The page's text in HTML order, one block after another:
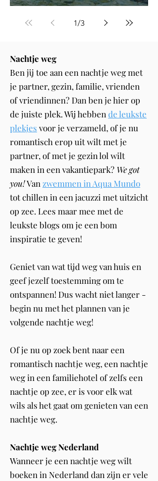
1/3
Nachtje weg
Ben jij toe aan een nachtje weg met
je partner, gezin, familie, vrienden
of vriendinnen? Dan ben je hier op
de juiste plek. Wij hebben de leukste
plekjes voor je verzameld, of je nu
romantisch erop uit wilt met je
partner, of met je gezin lol wilt
maken in een vakantiepark? We got
you!Van zwemmen in Aqua Mundo
tot chillen in een jacuzzi met uitzicht
op zee. Lees maar mee met de
leukste blogs om je een bom
inspiratie te geven!
Geniet van wat tijd weg van huis en
geef jezelf toestemming om te
ontspannen! Dus wacht niet langer -
begin nu met het plannen van je
volgende nachtje weg!
Of je nu op zoek bent naar een
romantisch nachtje weg, een nachtje
weg in een familiehotel of zelfs een
nachtje op zee, er is voor elk wat
wils als het gaat om genieten van een
nachtje weg.
Nachtje weg Nederland
Wanneer je een nachtje weg wilt
boeken in Nederland dan zijn er vele